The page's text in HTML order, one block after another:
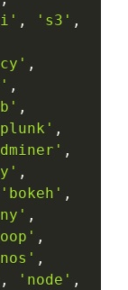
, 's3' ,
,
,
,
,
,
,
'bokeh' ,
,
,
,
, 'node' ,